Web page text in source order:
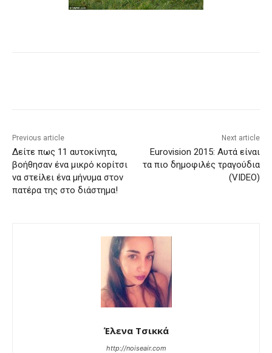
Previous article
Δείτε πως 11 αυτοκίνητα,
βοήθησαν ένα μικρό κοpίτσι
να στείλει ένα μήνυμα στον
πατέρα της στο διάστημα!
Next article
Εurovision 2015: Αυτά είναι
τα πιο δημοφιλές τραγούδια
(VIDEO)
Έλενα Τσικκά
http://noiseair.com